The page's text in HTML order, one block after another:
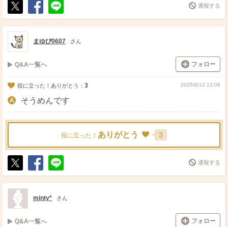
ポ
ス
ト
シ
ェ
送
る
通報する
まゆぴ0607 さん
Q&A一覧へ フォロー
役に立った！ありがとう： 3 2025/8/12 12:08
そうめんです
役に立った！ ありがとう 3
ポ
ス
ト
シ
ェ
送
る
通報する
minty* さん
Q&A一覧へ フォロー